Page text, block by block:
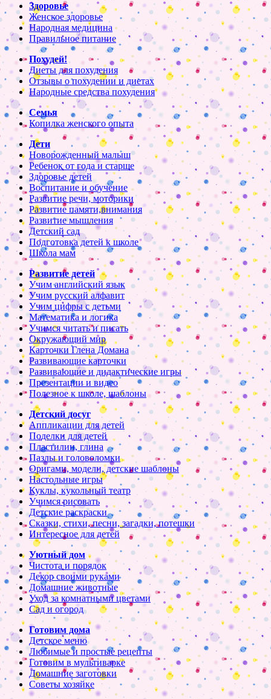
Здоровье
Женское здоровье
Народная медицина
Правильное питание
Похудей!
Диеты для похудения
Отзывы о похудении и диетах
Народные средства похудения
Семья
Копилка женского опыта
Дети
Новорожденный малыш
Ребенок от года и старше
Здоровье детей
Воспитание и обучение
Развитие речи, моторики
Развитие памяти,внимания
Развитие мышления
Детский сад
Подготовка детей к школе
Школа мам
Развитие детей
Учим английский язык
Учим русский алфавит
Учим цифры с детьми
Математика и логика
Учимся читать и писать
Окружающий мир
Карточки Глена Домана
Развивающие карточки
Развивающие и дидактические игры
Презентации и видео
Полезное к школе, шаблоны
Детский досуг
Аппликации для детей
Поделки для детей
Пластилин, глина
Пазлы и головоломки
Оригами, модели, детские шаблоны
Настольные игры
Куклы, кукольный театр
Учимся рисовать
Детские раскраски
Сказки, стихи, песни, загадки, потешки
Интересное для детей
Уютный дом
Чистота и порядок
Декор своими руками
Домашние животные
Уход за комнатными цветами
Сад и огород
Готовим дома
Детское меню
Любимые и простые рецепты
Готовим в мультиварке
Домашние заготовки
Советы хозяйке